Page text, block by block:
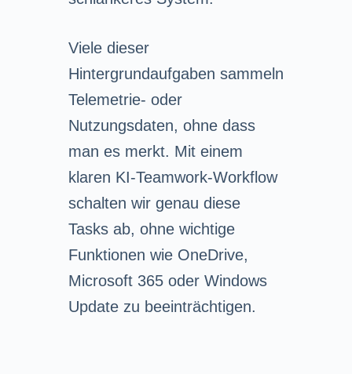
Viele dieser
Hintergrundaufgaben sammeln
Telemetrie- oder
Nutzungsdaten, ohne dass
man es merkt. Mit einem
klaren KI-Teamwork-Workflow
schalten wir genau diese
Tasks ab, ohne wichtige
Funktionen wie OneDrive,
Microsoft 365 oder Windows
Update zu beeinträchtigen.